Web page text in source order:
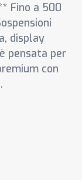
Fino a 500
display
pensata per
con